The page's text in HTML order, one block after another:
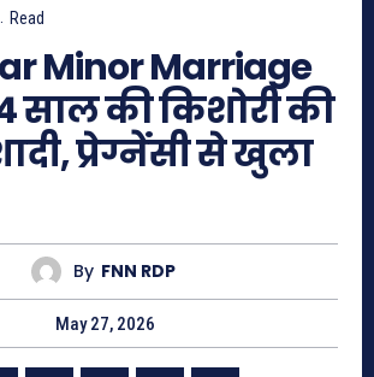
Read
Minor Marriage
साल की किशोरी की
प्रेग्नेंसी से खुला
By FNN RDP
May 27, 2026